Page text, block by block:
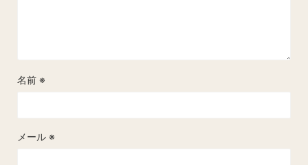
名前 ※
メール ※